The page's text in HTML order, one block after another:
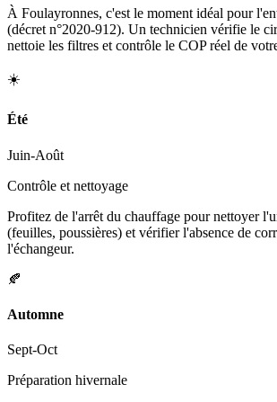
À Foulayronnes, c'est le moment idéal pour
(décret n°2020-912). Un technicien vérifie le
nettoie les filtres et contrôle le COP réel de
☀️
Été
Juin-Août
Contrôle et nettoyage
Profitez de l'arrêt du chauffage pour nettoyer
(feuilles, poussières) et vérifier l'absence de
l'échangeur.
🍂
Automne
Sept-Oct
Préparation hivernale